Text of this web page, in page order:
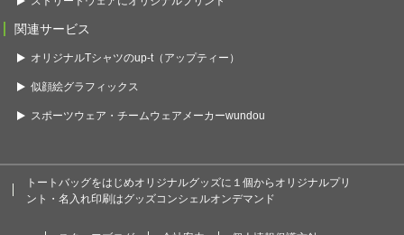
関連サービス
オリジナルTシャツのup-t（アップティー）
似顔絵グラフィックス
スポーツウェア・チームウェアメーカーwundou
トートバッグをはじめオリジナルグッズに１個からオリジナルプリ
ント・名入れ印刷はグッズコンシェルオンデマンド